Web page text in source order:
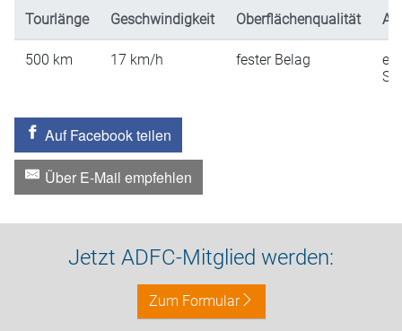
Tourlänge Geschwindigkeit Oberflächenqualität
500 km 17 km/h fester Belag
Auf Facebook teilen
Über E-Mail empfehlen
Jetzt ADFC-Mitglied werden:
Zum Formular